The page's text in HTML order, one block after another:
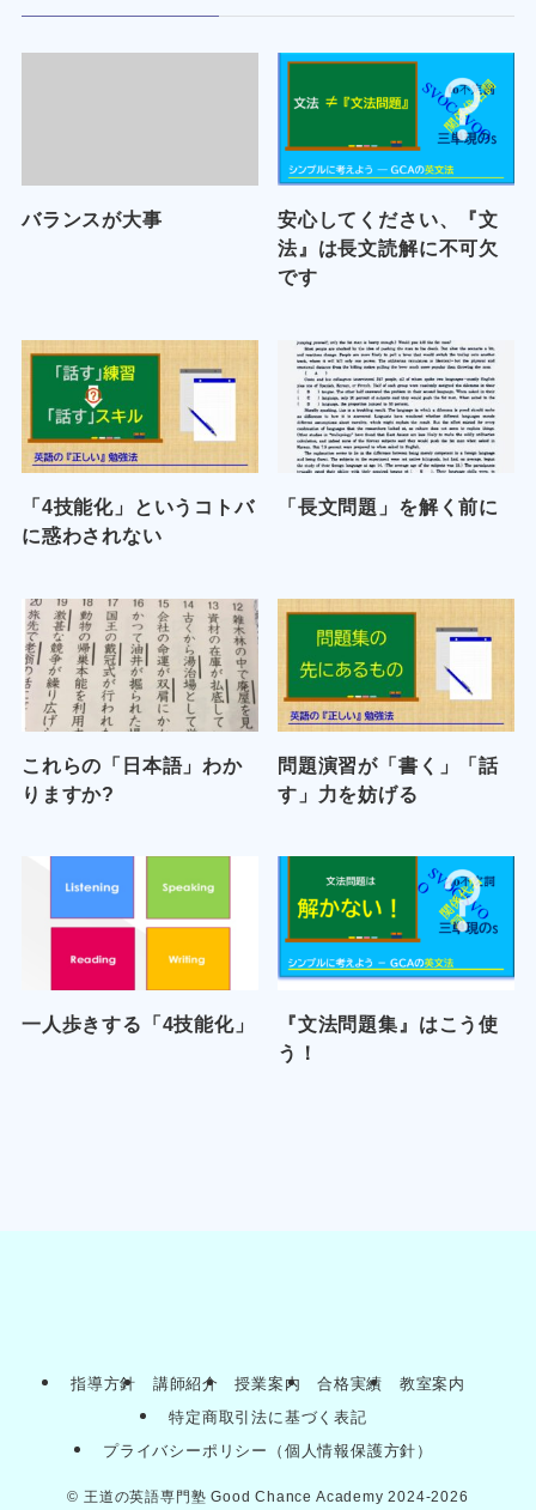
バランスが大事
安心してください、『文
法』は長文読解に不可欠
です
「4技能化」というコトバ
に惑わされない
「長文問題」を解く前に
これらの「日本語」わか
りますか?
問題演習が「書く」「話
す」力を妨げる
一人歩きする「4技能化」
『文法問題集』はこう使
う！
指導方針 講師紹介 授業案内 合格実績
教室案内
特定商取引法に基づく表記
プライバシーポリシー（個人情報保護方針）
© 王道の英語専門塾 Good Chance Academy 2024-2026